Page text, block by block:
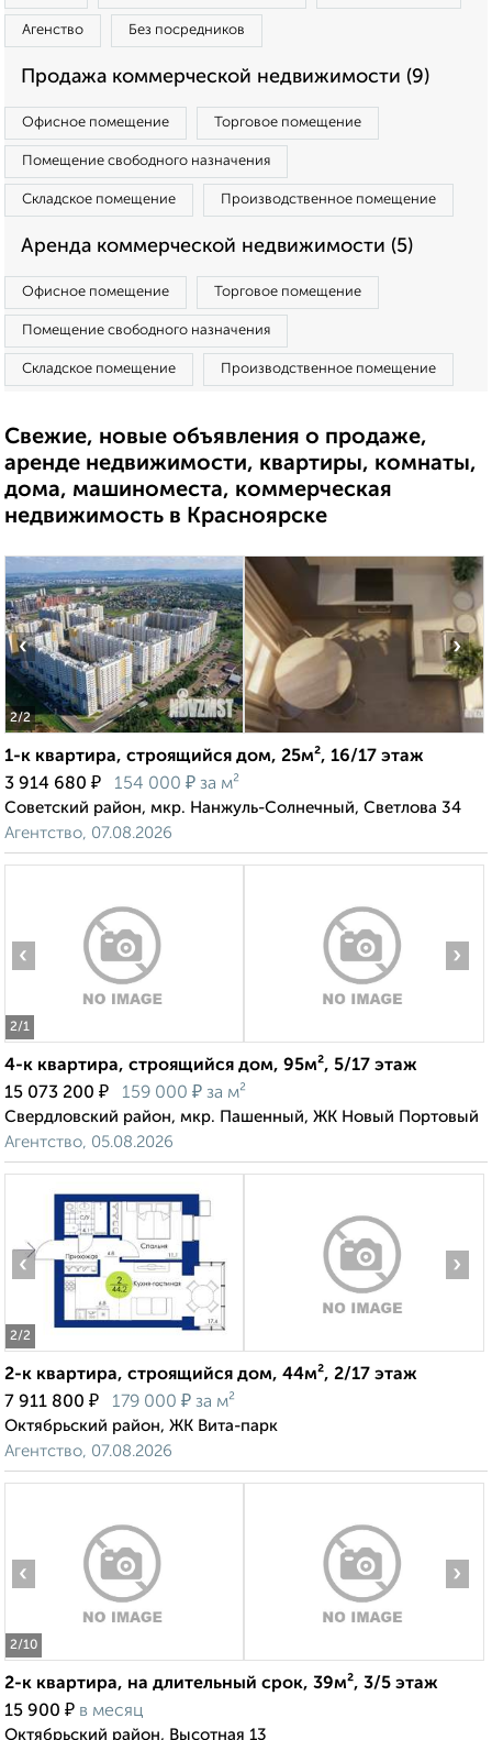
Агенство Без посредников
Продажа коммерческой недвижимости (9)
Офисное помещение Торговое помещение
Помещение свободного назначения
Складское помещение Производственное помещение
Аренда коммерческой недвижимости (5)
Офисное помещение Торговое помещение
Помещение свободного назначения
Складское помещение Производственное помещение
Свежие, новые объявления о продаже,
аренде недвижимости, квартиры, комнаты,
дома, машиноместа, коммерческая
недвижимость в Красноярске
2/2
‹ ›
1-к квартира, строящийся дом, 25м², 16/17 этаж
3 914 680 ₽ 154 000 ₽ за м²
Советский район, мкр. Нанжуль-Солнечный, Светлова 34
Агентство, 07.08.2026
2/1
‹ ›
4-к квартира, строящийся дом, 95м², 5/17 этаж
15 073 200 ₽ 159 000 ₽ за м²
Свердловский район, мкр. Пашенный, ЖК Новый Портовый
Агентство, 05.08.2026
2/2
‹ ›
2-к квартира, строящийся дом, 44м², 2/17 этаж
7 911 800 ₽ 179 000 ₽ за м²
Октябрьский район, ЖК Вита-парк
Агентство, 07.08.2026
2/10
‹ ›
2-к квартира, на длительный срок, 39м², 3/5 этаж
15 900 ₽ в месяц
Октябрьский район, Высотная 13